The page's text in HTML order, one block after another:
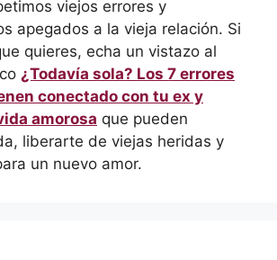
viejos errores y
apegados a la vieja relación. Si
quieres, echa un vistazo al
¿Todavía sola? Los 7 errores
conectado con tu ex y
amorosa que pueden
liberarte de viejas heridas y
un nuevo amor.